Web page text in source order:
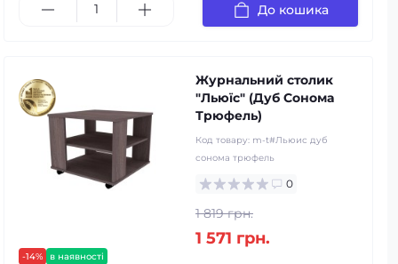
До кошика
-14% в наявності
Журнальний столик
"Льюїс" (Дуб Сонома
Трюфель)
Код товару: m-t#Льюис дуб
сонома трюфель
0
1 819 грн.
1 571 грн.